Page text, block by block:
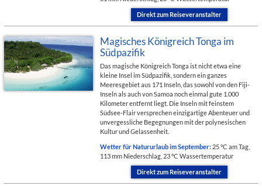
Direkt zum Reiseveranstalter
Magisches Königreich Tonga im
Südpazifik
Das magische Königreich Tonga ist nicht etwa eine
kleine Insel im Südpazifik, sondern ein ganzes
Meeresgebiet aus 171 Inseln, das sowohl von den Fiji-
Inseln als auch von Samoa noch einmal gute 1.000
Kilometer entfernt liegt. Die Inseln mit feinstem
Südsee-Flair versprechen einzigartige Abenteuer und
unvergessliche Begegnungen mit der polynesischen
Kultur und Gelassenheit.
Wetter für Natururlaub im September: 25 °C am Tag,
113 mm Niederschlag, 23 °C Wassertemperatur
Direkt zum Reiseveranstalter